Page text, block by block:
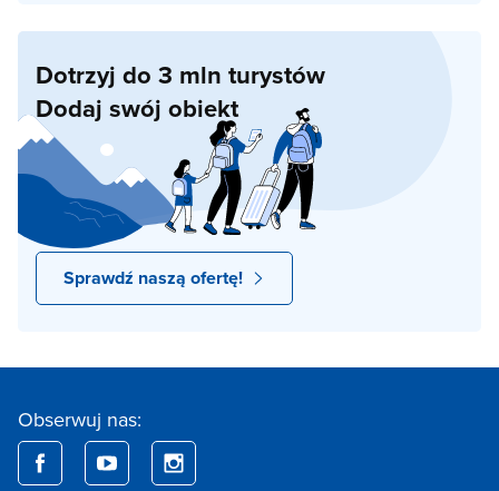
Dotrzyj do 3 mln turystów
Dodaj swój obiekt
Sprawdź naszą ofertę!
Obserwuj nas: